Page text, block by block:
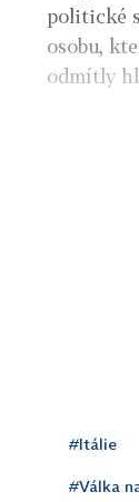
politické
osobu,
odmítly
#Itálie
#Válka